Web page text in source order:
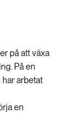
på att växa
På en
arbetat
en